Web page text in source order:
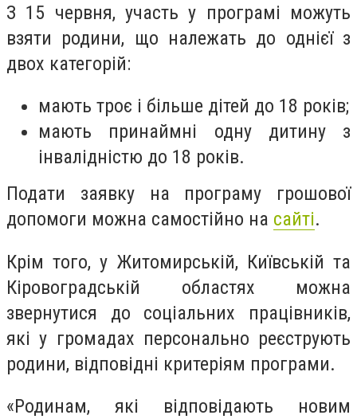
З 15 червня, участь у програмі можуть
взяти родини, що належать до однієї з
двох категорій:
мають троє і більше дітей до 18 років;
мають принаймні одну дитину з
інвалідністю до 18 років.
Подати заявку на програму грошової
допомоги можна самостійно на сайті.
Крім того, у Житомирській, Київській та
Кіровоградській областях можна
звернутися до соціальних працівників,
які у громадах персонально реєструють
родини, відповідні критеріям програми.
«Родинам, які відповідають новим